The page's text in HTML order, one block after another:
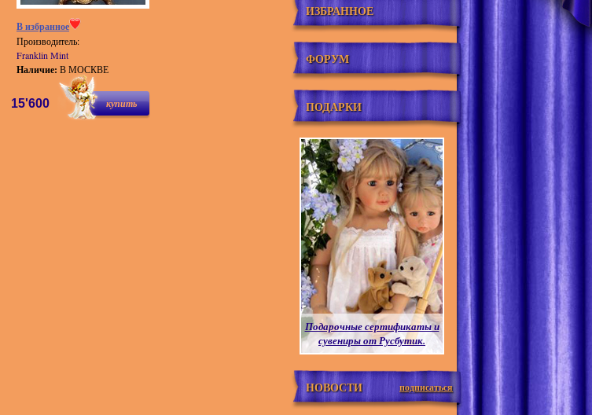
В избранное
Производитель:
Franklin Mint
Наличие: В МОСКВЕ
купить
15'600
ИЗБРАННОЕ
ФОРУМ
ПОДАРКИ
Подарочные сертификаты и
сувениры от Русбутик.
НОВОСТИ подписаться